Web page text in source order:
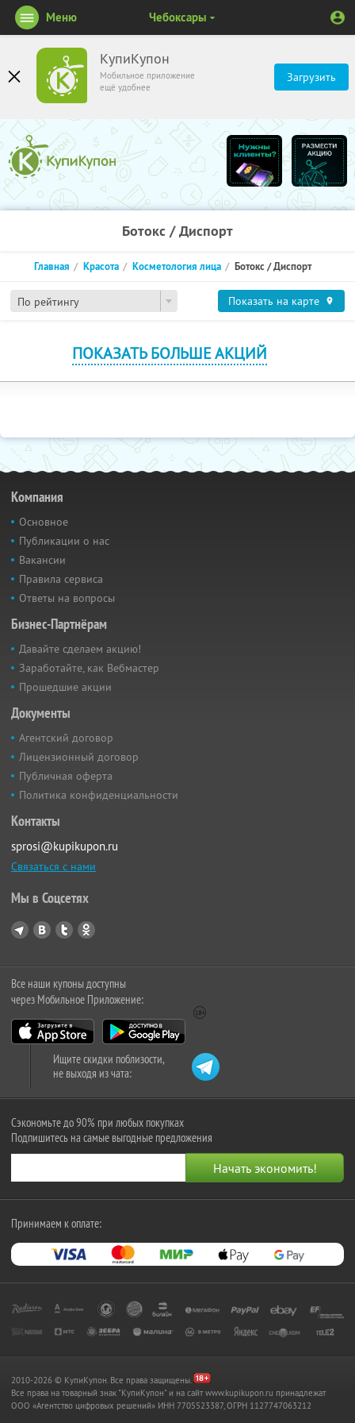
КупиКупон
Мобильное приложение
ещё удобнее
Загрузить
Меню Чебоксары
Ботокс / Диспорт
По рейтингу
Главная Красота Косметология лица Ботокс / Диспорт
Показать на карте
ПОКАЗАТЬ БОЛЬШЕ АКЦИЙ
Компания
Основное
Публикации о нас
Вакансии
Правила сервиса
Ответы на вопросы
Бизнес-Партнёрам
Давайте сделаем акцию!
Заработайте, как Вебмастер
Прошедшие акции
Документы
Агентский договор
Лицензионный договор
Публичная оферта
Политика конфиденциальности
Контакты
sprosi@kupikupon.ru
Связаться с нами
Мы в Соцсетях
Все наши купоны доступны
через Мобильное Приложение:
Ищите скидки поблизости,
не выходя из чата:
Сэкономьте до 90% при любых покупках
Подпишитесь на самые выгодные предложения
Принимаем к оплате:
2010-2026 © КупиКупон. Все права защищены.
Все права на товарный знак "КупиКупон" и на сайт www.kupikupon.ru принадлежат
OOO «Агентство цифровых решений» ИНН 7705523387, ОГРН 1127747063212